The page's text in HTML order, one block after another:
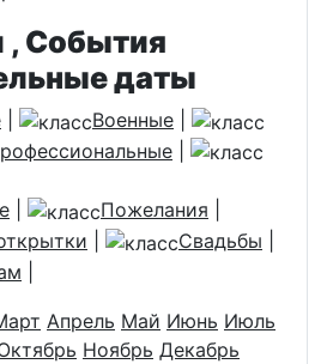
, События
даты
Военные
Пожелания
Свадьбы
Апрель Май Июнь Июль
Ноябрь Декабрь